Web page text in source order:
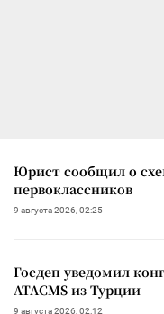
Юрист сообщил о
первоклассников
9 августа 2026, 02:25
Госдеп уведомил
ATACMS из Турции
9 августа 2026, 02:12